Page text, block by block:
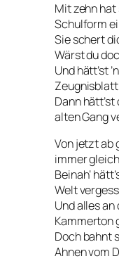
Mit zehn hat
Schulform
Sie schert
Wärst du
Und hätt’st
Dann
alten Gang
Von jetzt ab
immer
Beinah‘
Welt
Und alles
Kammerton
Doch bahnt
Ahnen vom